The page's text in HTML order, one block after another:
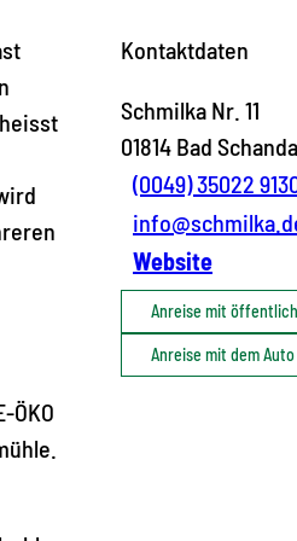
ÖKO
Kontaktdaten
Schmilka Nr. 11
01814 Bad
(0049) 35022
Website
Anreise mit
Anreise mit dem Auto